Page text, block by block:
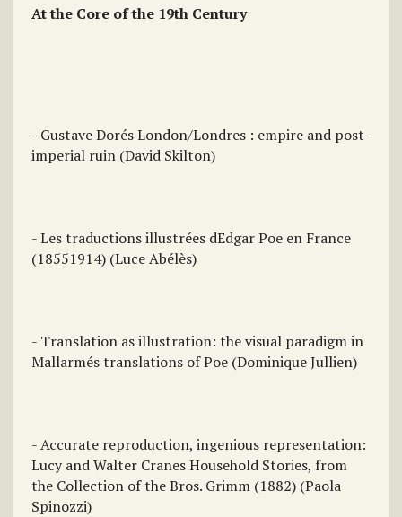
At the Core of the 19th Century
- Gustave Dorés London/Londres : empire and post-
imperial ruin (David Skilton)
- Les traductions illustrées dEdgar Poe en France
(18551914) (Luce Abélès)
- Translation as illustration: the visual paradigm in
Mallarmés translations of Poe (Dominique Jullien)
- Accurate reproduction, ingenious representation:
Lucy and Walter Cranes Household Stories, from
the Collection of the Bros. Grimm (1882) (Paola
Spinozzi)